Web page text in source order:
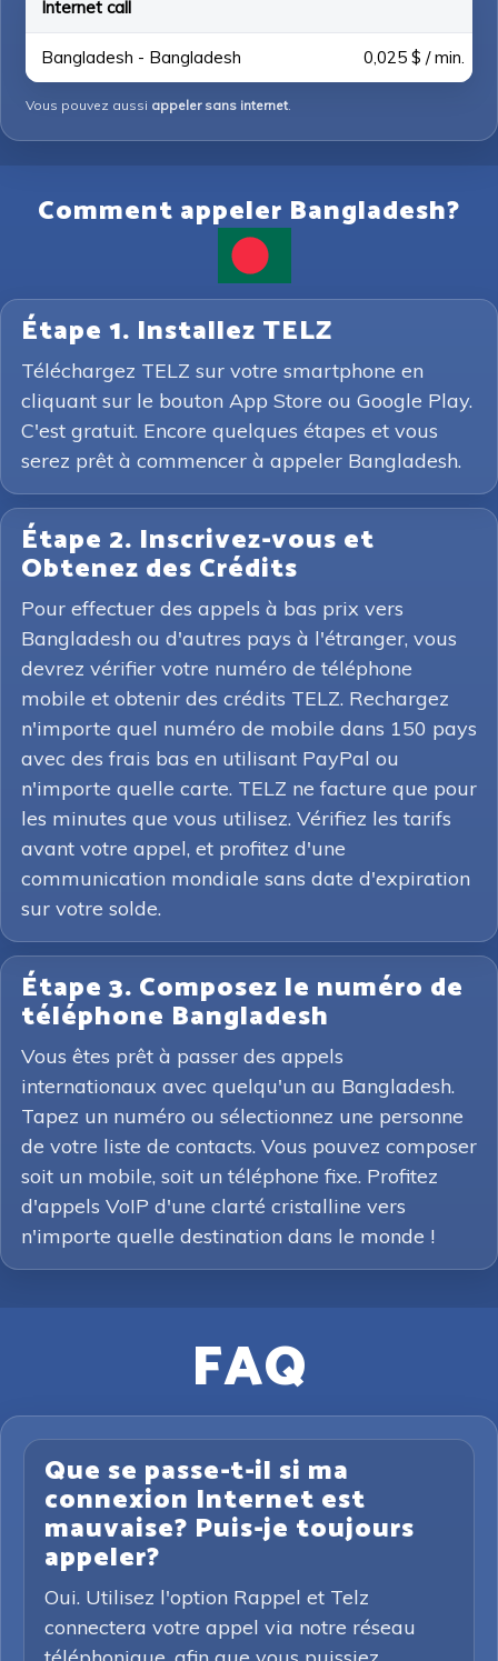
Internet call
Bangladesh - Bangladesh 0,025 $ / min.
Vous pouvez aussi appeler sans internet.
Comment appeler Bangladesh?
Étape 1. Installez TELZ
Téléchargez TELZ sur votre smartphone en
cliquant sur le bouton App Store ou Google Play.
C'est gratuit. Encore quelques étapes et vous
serez prêt à commencer à appeler Bangladesh.
Étape 2. Inscrivez-vous et
Obtenez des Crédits
Pour effectuer des appels à bas prix vers
Bangladesh ou d'autres pays à l'étranger, vous
devrez vérifier votre numéro de téléphone
mobile et obtenir des crédits TELZ. Rechargez
n'importe quel numéro de mobile dans 150 pays
avec des frais bas en utilisant PayPal ou
n'importe quelle carte. TELZ ne facture que pour
les minutes que vous utilisez. Vérifiez les tarifs
avant votre appel, et profitez d'une
communication mondiale sans date d'expiration
sur votre solde.
Étape 3. Composez le numéro de
téléphone Bangladesh
Vous êtes prêt à passer des appels
internationaux avec quelqu'un au Bangladesh.
Tapez un numéro ou sélectionnez une personne
de votre liste de contacts. Vous pouvez composer
soit un mobile, soit un téléphone fixe. Profitez
d'appels VoIP d'une clarté cristalline vers
n'importe quelle destination dans le monde !
FAQ
Que se passe-t-il si ma
connexion Internet est
mauvaise? Puis-je toujours
appeler?
Oui. Utilisez l'option Rappel et Telz
connectera votre appel via notre réseau